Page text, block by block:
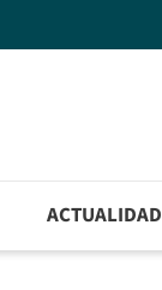
ACTUALIDAD